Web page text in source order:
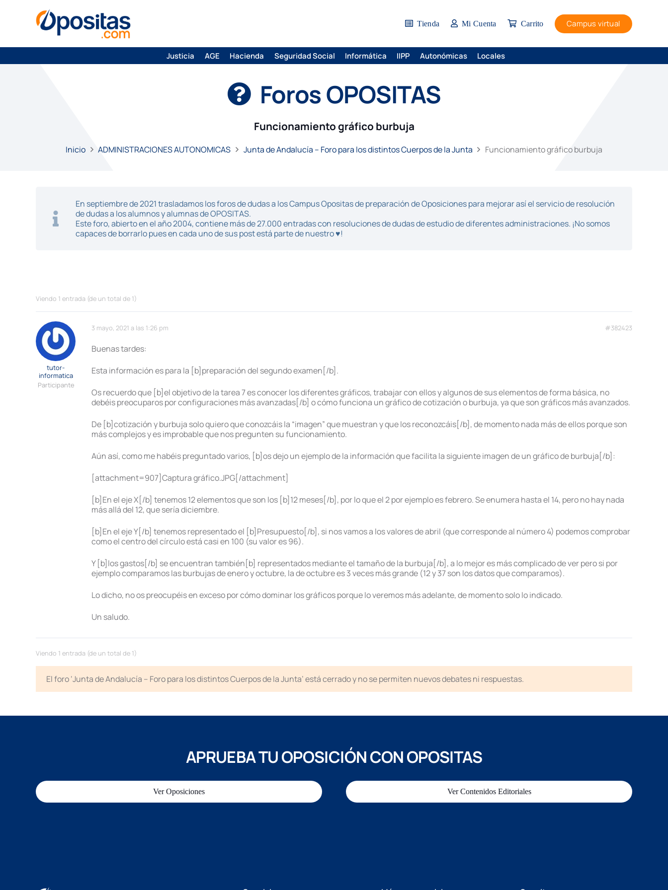
Tienda Mi Cuenta Carrito Campus virtual
Justicia AGE Hacienda Seguridad Social Informática IIPP Autonómicas Locales
Foros OPOSITAS
Funcionamiento gráfico burbuja
Inicio ADMINISTRACIONES AUTONOMICAS Junta de Andalucía – Foro para los distintos Cuerpos de la Junta Funcionamiento gráfico burbuja
En septiembre de 2021 trasladamos los foros de dudas a los Campus Opositas de preparación de Oposiciones para mejorar así el servicio de resolución
de dudas a los alumnos y alumnas de OPOSITAS.
Este foro, abierto en el año 2004, contiene más de 27.000 entradas con resoluciones de dudas de estudio de diferentes administraciones. ¡No somos
capaces de borrarlo pues en cada uno de sus post está parte de nuestro ♥!
Viendo 1 entrada (de un total de 1)
3 mayo, 2021 a las 1:26 pm #382423
tutor-
informatica
Participante
Buenas tardes:
Esta información es para la [b]preparación del segundo examen[/b].
Os recuerdo que [b]el objetivo de la tarea 7 es conocer los diferentes gráficos, trabajar con ellos y algunos de sus elementos de forma básica, no
debéis preocuparos por configuraciones más avanzadas[/b] o cómo funciona un gráfico de cotización o burbuja, ya que son gráficos más avanzados.
De [b]cotización y burbuja solo quiero que conozcáis la “imagen” que muestran y que los reconozcáis[/b], de momento nada más de ellos porque son
más complejos y es improbable que nos pregunten su funcionamiento.
Aún así, como me habéis preguntado varios, [b]os dejo un ejemplo de la información que facilita la siguiente imagen de un gráfico de burbuja[/b]:
[attachment=907]Captura gráfico.JPG[/attachment]
[b]En el eje X[/b] tenemos 12 elementos que son los [b]12 meses[/b], por lo que el 2 por ejemplo es febrero. Se enumera hasta el 14, pero no hay nada
más allá del 12, que sería diciembre.
[b]En el eje Y[/b] tenemos representado el [b]Presupuesto[/b], si nos vamos a los valores de abril (que corresponde al número 4) podemos comprobar
como el centro del círculo está casi en 100 (su valor es 96).
Y [b]los gastos[/b] se encuentran también[b] representados mediante el tamaño de la burbuja[/b], a lo mejor es más complicado de ver pero si por
ejemplo comparamos las burbujas de enero y octubre, la de octubre es 3 veces más grande (12 y 37 son los datos que comparamos).
Lo dicho, no os preocupéis en exceso por cómo dominar los gráficos porque lo veremos más adelante, de momento solo lo indicado.
Un saludo.
Viendo 1 entrada (de un total de 1)
El foro ‘Junta de Andalucía – Foro para los distintos Cuerpos de la Junta’ está cerrado y no se permiten nuevos debates ni respuestas.
APRUEBA TU OPOSICIÓN CON OPOSITAS
Ver Oposiciones Ver Contenidos Editoriales